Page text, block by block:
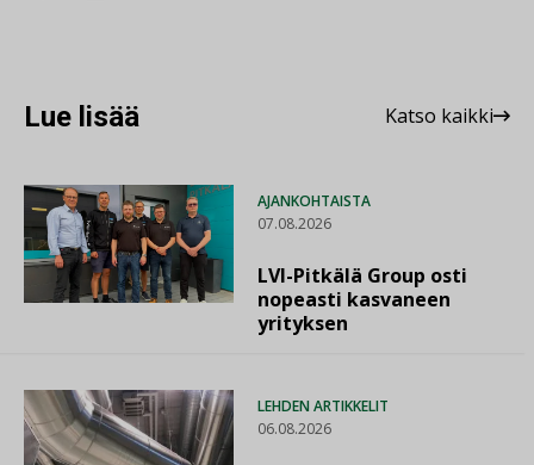
Lue lisää Katso kaikki
AJANKOHTAISTA
07.08.2026
LVI-Pitkälä Group osti
nopeasti kasvaneen
yrityksen
LEHDEN ARTIKKELIT
06.08.2026